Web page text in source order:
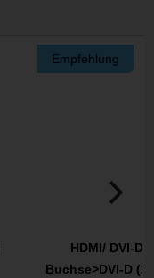
Empfehlung
HDMI/ DVI-D
Buchse>DVI-D